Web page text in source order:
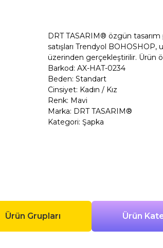
DRT TASARIM® özgün tasarım
satışları Trendyol BOHOSHOP,
üzerinden gerçekleştirilir. Ürün
Barkod: AX-HAT-0234
Beden: Standart
Cinsiyet: Kadın / Kız
Renk: Mavi
Marka: DRT TASARIM®
Kategori: Şapka
Ürün Grupları Ürün